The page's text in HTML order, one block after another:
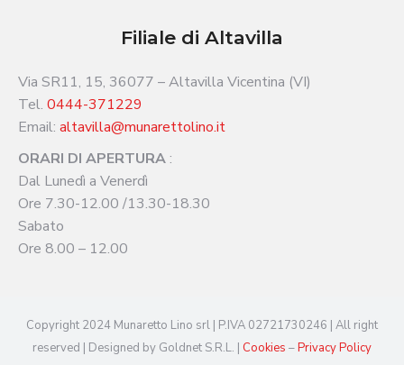
Filiale di Altavilla
Via SR11, 15, 36077 – Altavilla Vicentina (VI)
Tel. 0444-371229
Email: altavilla@munarettolino.it
ORARI DI APERTURA:
Dal Lunedì a Venerdì
Ore 7.30-12.00 /13.30-18.30
Sabato
Ore 8.00 – 12.00
Copyright 2024 Munaretto Lino srl | P.IVA 02721730246 | All right
reserved | Designed by Goldnet S.R.L. | Cookies –Privacy Policy